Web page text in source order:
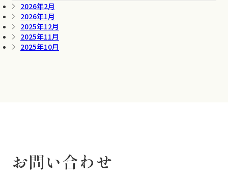
2026年2月
2026年1月
2025年12月
2025年11月
2025年10月
お問い合わせ